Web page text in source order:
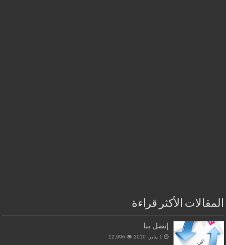
المقالات الأكثر قراءة
إتصل بنا
1 يناير، 2010 12,996